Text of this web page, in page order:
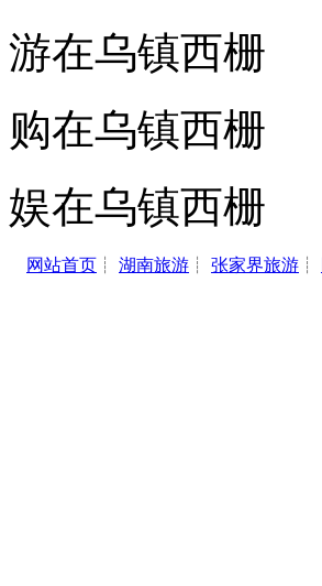
游在乌镇西栅
购在乌镇西栅
娱在乌镇西栅
网站首页 ┊ 湖南旅游 ┊ 张家界旅游 ┊